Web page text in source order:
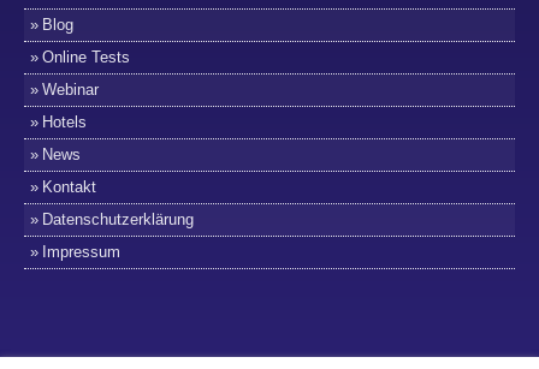
Blog
Online Tests
Webinar
Hotels
News
Kontakt
Datenschutzerklärung
Impressum